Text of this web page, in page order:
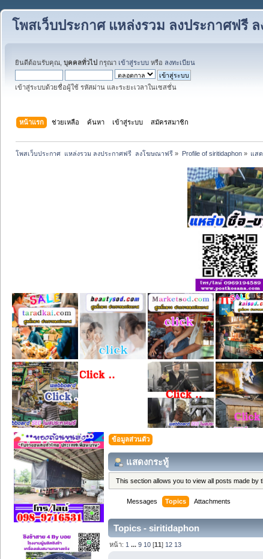
โพสเว็บประกาศ แหล่งรวม ลงประกาศฟรี
ยินดีต้อนรับคุณ, บุคคลทั่วไป กรุณา เข้าสู่ระบบ หรือ ลงทะเบียน
เข้าสู่ระบบด้วยชื่อผู้ใช้ รหัสผ่าน และระยะเวลาในเซสชั่น
หน้าแรก ช่วยเหลือ ค้นหา เข้าสู่ระบบ สมัครสมาชิก
โพสเว็บประกาศ  แหล่งรวม ลงประกาศฟรี  ลงโฆษณาฟรี » Profile of siritidaphon» แส
ข้อมูลส่วนตัว
แสดงกระทู้
This section allows you to view all posts made
Messages Topics Attachments
Topics - siritidaphon
หน้า: 1 ...9 10 [11] 12 13